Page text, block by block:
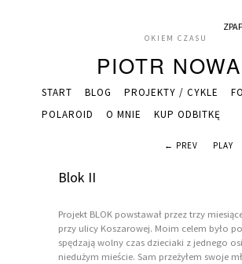
START BLOG PROJEKTY / CYKLE
POLAROID
O MNIE KUP ODBITKĘ
ZPAF
OKIEM CZASU
PIOTR
Blok II
Projekt BLOK powstawał przez trzy
przy ulicy Koszarowej. Moim celem było
spędzają wolny czas dzieciaki z jednego
niedużym mieście. Sam przeżyłem swoje
← PREV PLAY